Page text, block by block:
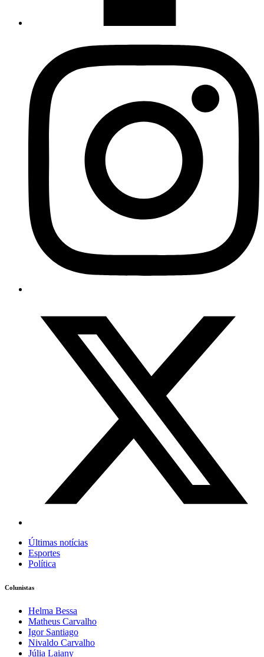
Últimas notícias
Esportes
Política
Colunistas
Helma Bessa
Matheus Carvalho
Igor Santiago
Nivaldo Carvalho
Júlia Laiany